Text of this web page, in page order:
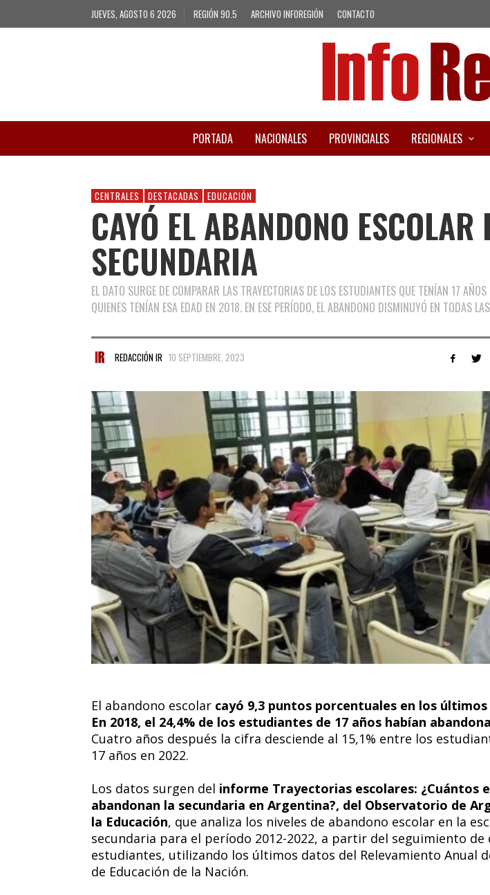
JUEVES, AGOSTO 6 2026 REGIÓN 90.5 ARCHIVO INFOREGIÓN CONTACTO
PORTADA NACIONALES PROVINCIALES REGIONALES
CENTRALES DESTACADAS EDUCACIÓN
CAYÓ EL ABANDONO ESCOLAR
SECUNDARIA
EL DATO SURGE DE COMPARAR LAS TRAYECTORIAS DE LOS ESTUDIANTES QUE TENÍAN 17
QUIENES TENÍAN ESA EDAD EN 2018. EN ESE PERÍODO, EL ABANDONO DISMINUYÓ EN TODAS
REDACCIÓN IR 10 SEPTIEMBRE, 2023
El abandono escolar cayó 9,3 puntos porcentuales en los
En 2018, el 24,4% de los estudiantes de 17 años habían
Cuatro años después la cifra desciende al 15,1% entre los
17 años en 2022.
Los datos surgen del informe Trayectorias escolares: ¿Cuántos
abandonan la secundaria en Argentina?, del Observatorio de
la Educación, que analiza los niveles de abandono escolar en la
secundaria para el período 2012-2022, a partir del seguimiento de
estudiantes, utilizando los últimos datos del Relevamiento Anual
de Educación de la Nación.